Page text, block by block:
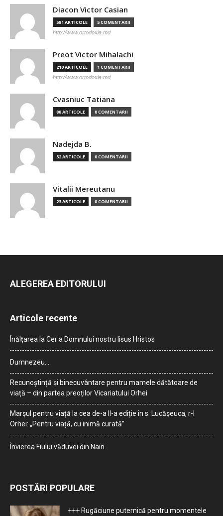
Diacon Victor Casian
581 ARTICOLE 5 COMENTARII
http://www.ortodoxia.md
Preot Victor Mihalachi
210 ARTICOLE 1 COMENTARII
http://www.ortodoxia.md
Cvasniuc Tatiana
88 ARTICOLE 0 COMENTARII
Nadejda B.
32 ARTICOLE 0 COMENTARII
Vitalii Mereutanu
23 ARTICOLE 0 COMENTARII
ALEGEREA EDITORULUI
Articole recente
Înălțarea la Cer a Domnului nostru Iisus Hristos
Dumnezeu…
Recunoștință și binecuvântare pentru mamele dătătoare de
viață – din partea preoților Vicariatului Orhei
Marșul pentru viață la cea de-a II-a ediție în s. Lucășeuca, r-l
Orhei: „Pentru viață, cu inimă curată”
Învierea Fiului văduvei din Nain
POSTĂRI POPULARE
+++ Rugăciune puternică pentru momentele